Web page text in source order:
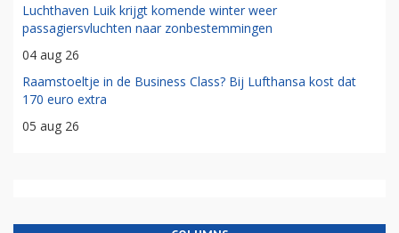
Luchthaven Luik krijgt komende winter weer
passagiersvluchten naar zonbestemmingen
04 aug 26
Raamstoeltje in de Business Class? Bij Lufthansa kost dat
170 euro extra
05 aug 26